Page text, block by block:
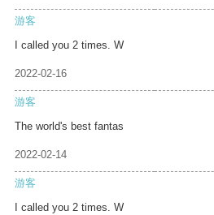
游客
I called you 2 times. W
2022-02-16
游客
The world's best fantas
2022-02-14
游客
I called you 2 times. W